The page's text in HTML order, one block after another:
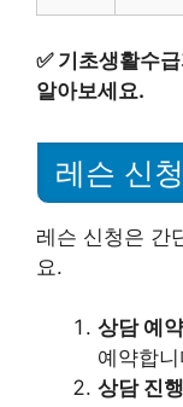
✅ 기초생활수
알아보세요.
레슨 신
레슨 신청은 간
요.
상담 예
예약합
상담 진행